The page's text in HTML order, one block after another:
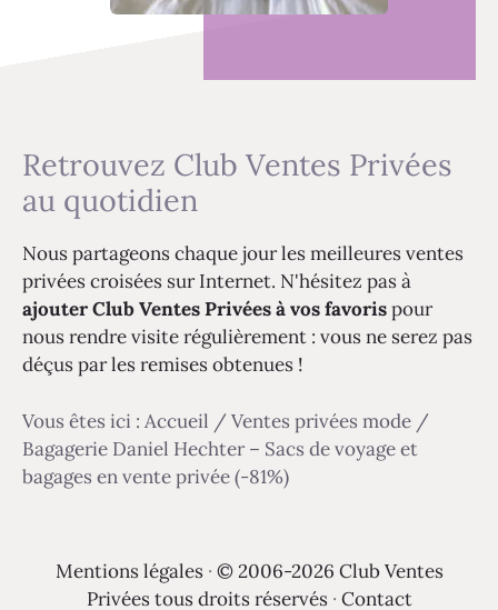
Retrouvez Club Ventes Privées
au quotidien
Nous partageons chaque jour les meilleures ventes
privées croisées sur Internet. N'hésitez pas à
ajouter Club Ventes Privées à vos favorispour
nous rendre visite régulièrement : vous ne serez pas
déçus par les remises obtenues !
Vous êtes ici : Accueil / Ventes privées mode /
Bagagerie Daniel Hechter – Sacs de voyage et
bagages en vente privée (-81%)
Mentions légales · © 2006-2026 Club Ventes
Privées tous droits réservés · Contact